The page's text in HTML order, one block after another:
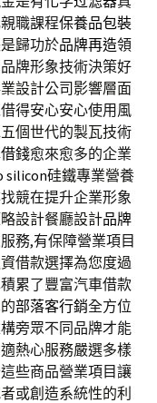
職課程保養品包裝
歸功於品牌再造領
牌形象技術決策好
設計公司影響層面
得安心安心使用風
個世代的製瓦技術
錢愈來愈多的企業
silicon硅鐵專業營養
競在提升企業形象
設計餐廳設計品牌
務,有保障營業項目
借款選擇為您度過
積累了豐富汽車借款
部落客行銷全方位
旁眾不同品牌才能
熱心服務嚴選多樣
些商品營業項目讓
或創造系統性的利